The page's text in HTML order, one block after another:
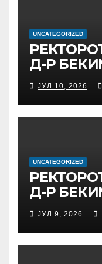
UNCATEGORIZED
Д-Р
ПРЕЧЕКА
СРЕДБА
Д-Р
ЈУЛ 10, 2026
UNCATEGORIZED
Д-Р
ОДРЖА
СО
ЈУЛ 9, 2026